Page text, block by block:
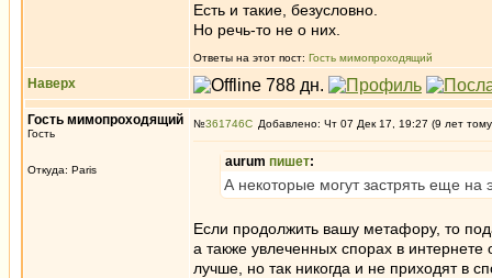
Есть и такие, безусловно.
Но речь-то не о них.
Ответы на этот пост: Гость мимопроходящий
Наверх
Гость мимопроходящий
Гость
Откуда: Paris
№361746 Добавлено: Чт 07 Дек 17, 19:27 (9 лет
aurum пишет:
А некоторые могут застрять еще
Если продолжить вашу метафору, то
а также увлеченных спорах в
лучше, но так никогда и не приходят в